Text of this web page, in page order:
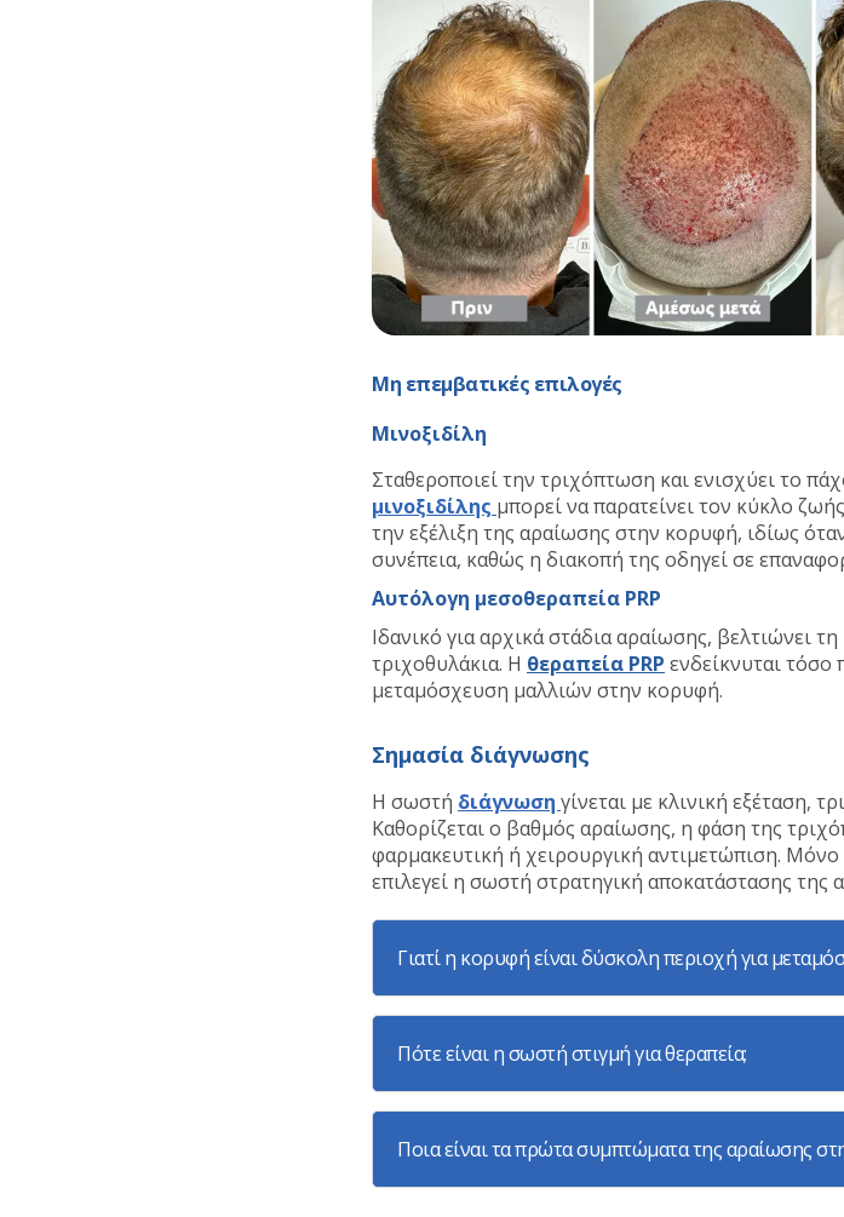
Μη επεμβατικές επιλογές
Μινοξιδίλη
Σταθεροποιεί την τριχόπτωση και ενισχύει το
μινοξιδίλης μπορεί να παρατείνει τον κύκλο
την εξέλιξη της αραίωσης στην κορυφή, ιδίως
συνέπεια, καθώς η διακοπή της οδηγεί σε
Αυτόλογη μεσοθεραπεία PRP
Ιδανικό για αρχικά στάδια αραίωσης, βελτιώνει
τριχοθυλάκια. Η θεραπεία PRP ενδείκνυται τόσο
μεταμόσχευση μαλλιών στην κορυφή.
Σημασία διάγνωσης
Η σωστή διάγνωση γίνεται με κλινική εξέταση,
Καθορίζεται ο βαθμός αραίωσης, η φάση της
φαρμακευτική ή χειρουργική αντιμετώπιση.
επιλεγεί η σωστή στρατηγική αποκατάστασης της
Γιατί η κορυφή είναι δύσκολη περιοχή για
Πότε είναι η σωστή στιγμή για θεραπεία;
Ποια είναι τα πρώτα συμπτώματα της αραίωσης